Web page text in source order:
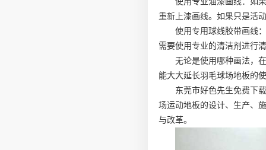
重新上漆画线。如果只是活
使用专用球线胶带画线
需要使用专业的清洁剂进行
无论是使用哪种画法，
能大大延长羽毛球场地板的
东莞市好色先生免费下
场运动地板的设计、生产、
与改革。